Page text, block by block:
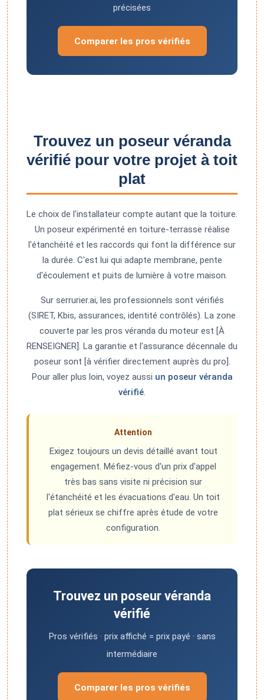
précisées
Comparer les pros vérifiés
Trouvez un poseur véranda
vérifié pour votre projet à toit
plat
Le choix de l'installateur compte autant que la toiture.
Un poseur expérimenté en toiture-terrasse réalise
l'étanchéité et les raccords qui font la différence sur
la durée. C'est lui qui adapte membrane, pente
d'écoulement et puits de lumière à votre maison.
Sur serrurier.ai, les professionnels sont vérifiés
(SIRET, Kbis, assurances, identité contrôlés). La zone
couverte par les pros véranda du moteur est [À
RENSEIGNER]. La garantie et l'assurance décennale du
poseur sont [à vérifier directement auprès du pro].
Pour aller plus loin, voyez aussi un poseur véranda
vérifié.
Attention
Exigez toujours un devis détaillé avant tout
engagement. Méfiez-vous d'un prix d'appel
très bas sans visite ni précision sur
l'étanchéité et les évacuations d'eau. Un toit
plat sérieux se chiffre après étude de votre
configuration.
Trouvez un poseur véranda
vérifié
Pros vérifiés · prix affiché = prix payé · sans
intermédiaire
Comparer les pros vérifiés